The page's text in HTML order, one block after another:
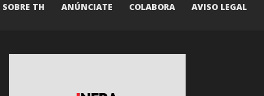
SOBRE TH ANÚNCIATE COLABORA AVISO LEGAL